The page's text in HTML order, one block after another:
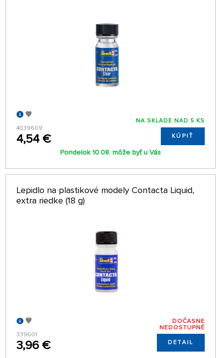
4039609
4,54 €
NA SKLADE NAD 5 KS
KÚPIŤ
Pondelok 10.08. môže byť u Vás
Lepidlo na plastikové modely Contacta Liquid,
extra riedke (18 g)
339601
3,96 €
DOČASNE
NEDOSTUPNÉ
DETAIL